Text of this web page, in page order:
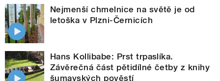
Nejmenší chmelnice na světě je od
letoška v Plzni-Černicích
Hans Kollibabe: Prst trpaslíka.
Závěrečná část pětidílné četby z knihy
šumavských pověstí